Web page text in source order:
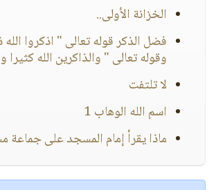
الخزانة الأولى..
فضل الذكر قوله تعالى " اذكروا الله
وقوله تعالى " والذاكرين الله كثيرا
لا تلتفت
اسم الله الوهاب 1
ماذا يقرأ إمام المسجد على